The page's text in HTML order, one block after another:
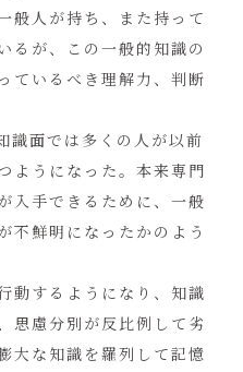
般人が持ち、また持って
るが、この一般的知識の
ているべき理解力、判断
識面では多くの人が以前
ようになった。本来専門
入手できるために、一般
不鮮明になったかのよう
動するようになり、知識
思慮分別が反比例して劣
大な知識を羅列して記憶